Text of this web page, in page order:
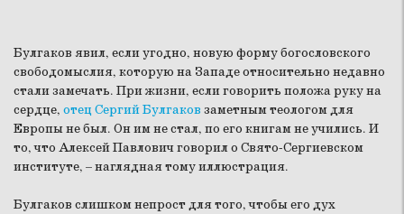
Булгаков явил, если угодно, новую форму богословского
свободомыслия, которую на Западе относительно недавно
стали замечать. При жизни, если говорить положа руку на
сердце, отец Сергий Булгаков заметным теологом для
Европы не был. Он им не стал, по его книгам не учились. И
то, что Алексей Павлович говорил о Свято-Сергиевском
институте, – наглядная тому иллюстрация.
Булгаков слишком непрост для того, чтобы его дух